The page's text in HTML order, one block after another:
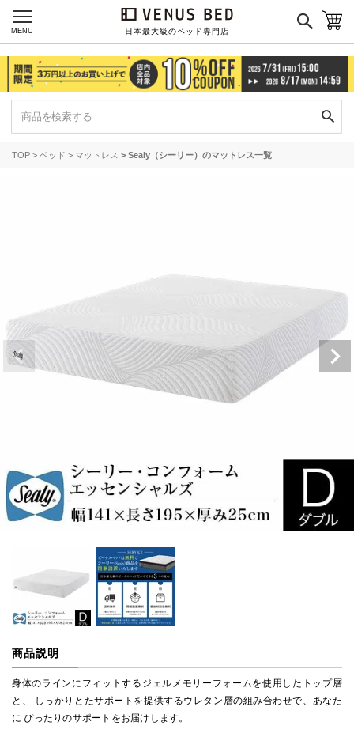
日本最大級のベッド専門店
MENU
TOP ベッド マットレス Sealy（シーリー）のマットレス一覧
商品説明
身体のラインにフィットするジェルメモリーフォームを使用したトップ層
と、 しっかりとたサポートを提供するウレタン層の組み合わせで、あなた
に ぴったりのサポートをお届けします。